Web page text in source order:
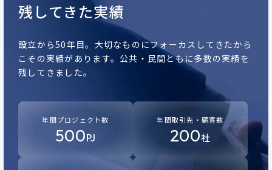
残してきた実績
設立から50年目。 大切なものにフォーカスしてきたから
こその実績があります。 公共・民間ともに多数の実績を
残してきました。
年間プロジェクト数
500PJ
年間取引先・顧客数
200社